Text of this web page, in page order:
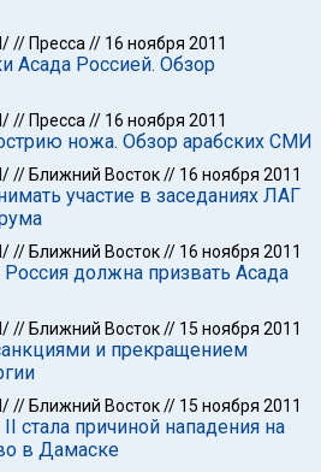
// Пресса // 16 ноября 2011
Асада Россией. Обзор
// Пресса // 16 ноября 2011
ножа. Обзор арабских СМИ
// Ближний Восток// 16 ноября 2011
участие в заседаниях ЛАГ
// Ближний Восток// 16 ноября 2011
должна призвать Асада
// Ближний Восток// 15 ноября 2011
и прекращением
// Ближний Восток// 15 ноября 2011
стала причиной нападения на
в Дамаске